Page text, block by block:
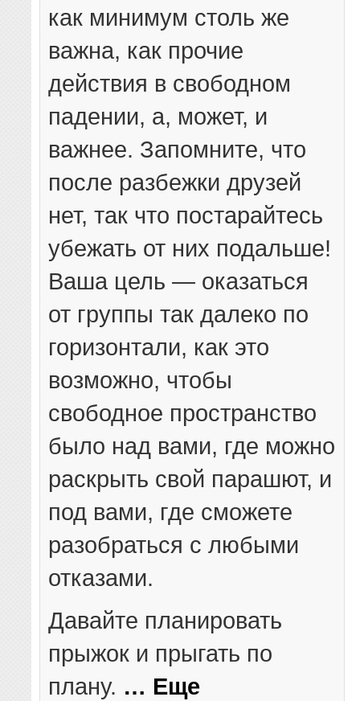
как минимум столь же
важна, как прочие
действия в свободном
падении, а, может, и
важнее. Запомните, что
после разбежки друзей
нет, так что постарайтесь
убежать от них подальше!
Ваша цель — оказаться
от группы так далеко по
горизонтали, как это
возможно, чтобы
свободное пространство
было над вами, где можно
раскрыть свой парашют, и
под вами, где сможете
разобраться с любыми
отказами.
Давайте планировать
прыжок и прыгать по
плану. … Еще